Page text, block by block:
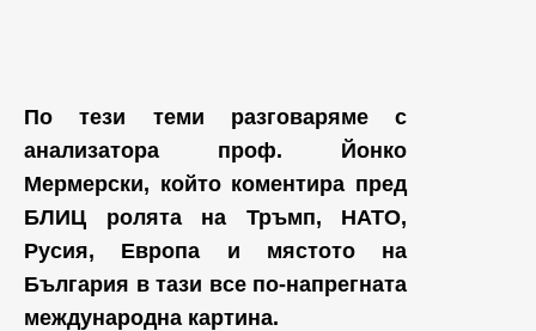
По тези теми разговаряме с
анализатора проф. Йонко
Мермерски, който коментира пред
БЛИЦ ролята на Тръмп, НАТО,
Русия, Европа и мястото на
България в тази все по-напрегната
международна картина.